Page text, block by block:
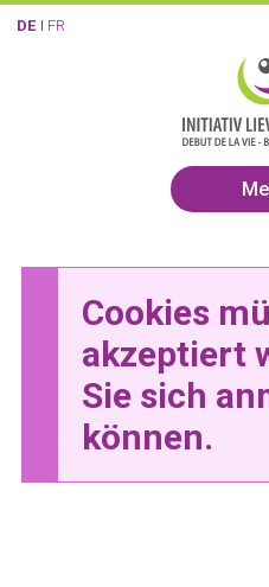
DE FR
Cookies
akzeptiert
Sie sich
können.